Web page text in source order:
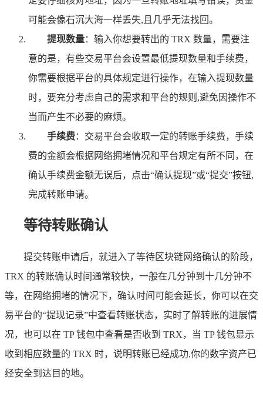
可能会像石沉大海一样丢失,且几乎无法找回。
提现数量：输入你想要转出的 TRX 数量，需要注
意的是，有些交易平台会设置最低提现数量和手续费，
你需要根据平台的具体规定进行操作，在输入提现数量
时，要充分考虑自己的需求和平台的规则,避免因操作不
当而产生不必要的麻烦。
手续费：交易平台会收取一定的转账手续费，手续
费的金额会根据网络拥堵情况和平台规定有所不同，在
确认手续费金额无误后，点击“确认提现”或“提交”按钮,
完成转账申请。
等待转账确认
提交转账申请后，就进入了等待区块链网络确认的阶段，
TRX 的转账确认时间通常较快，一般在几分钟到十几分钟不
等，在网络拥堵的情况下，确认时间可能会延长，你可以在交
易平台的“提现记录”中查看转账状态，实时了解转账的进展情
况，也可以在 TP 钱包中查看是否收到 TRX，当 TP 钱包显示
收到相应数量的 TRX 时，说明转账已经成功,你的数字资产已
经安全到达目的地。